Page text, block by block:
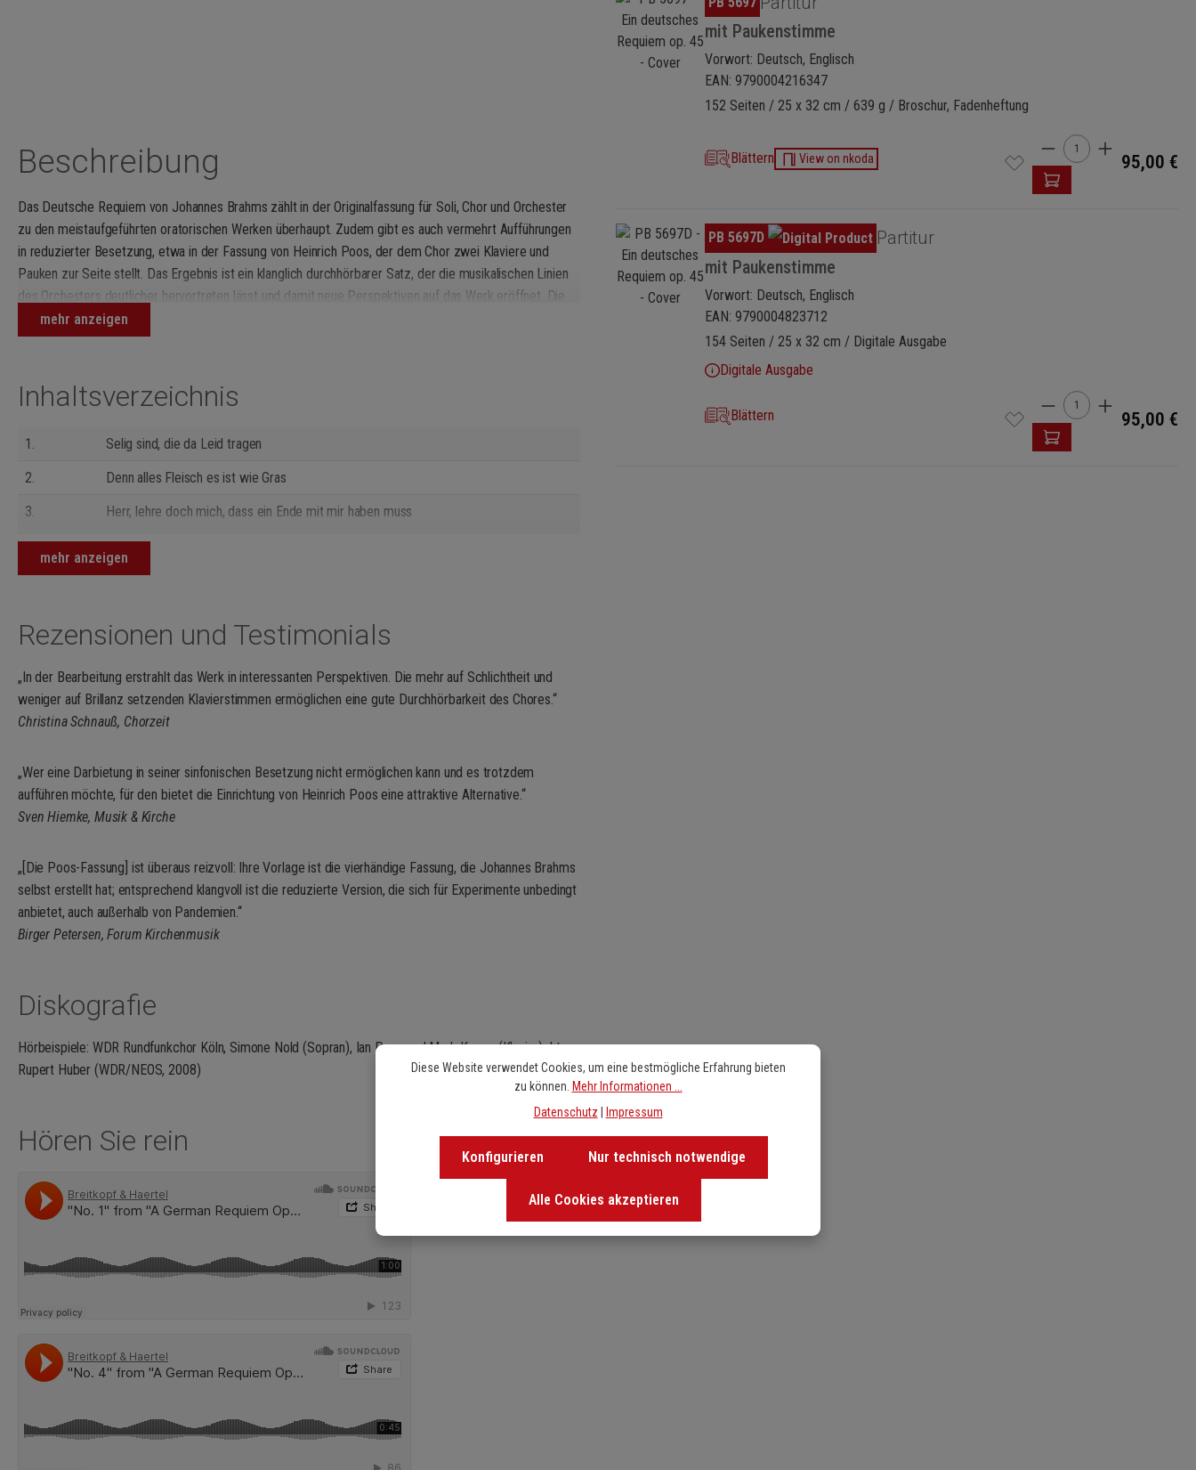
mit Paukenstimme
Vorwort: Deutsch, Englisch
EAN: 9790004216347
152 Seiten / 25 x 32 cm / 639 g / Broschur, Fadenheftung
Blättern View on nkoda Produkt Anzahl:
95,00 €
Bildergalerie überspringen
PB 5697D
Partitur
mit Paukenstimme
Vorwort: Deutsch, Englisch
EAN: 9790004823712
154 Seiten / 25 x 32 cm / Digitale Ausgabe
Digitale Ausgabe
Blättern Produkt Anzahl:
95,00 €
Beschreibung
Das Deutsche Requiem von Johannes Brahms zählt in der Originalfassung für Soli, Chor und Orchester
zu den meistaufgeführten oratorischen Werken überhaupt. Zudem gibt es auch vermehrt Aufführungen
in reduzierter Besetzung, etwa in der Fassung von Heinrich Poos, der dem Chor zwei Klaviere und
Pauken zur Seite stellt. Das Ergebnis ist ein klanglich durchhörbarer Satz, der die musikalischen Linien
des Orchesters deutlicher hervortreten lässt und damit neue Perspektiven auf das Werk eröffnet. Die
Bearbeitung eignet sich sowohl für Kantoreien und mittelgroße Chöre, die kein Orchester für eine
Aufführung zur Verfügung haben, als auch Kammerchöre und Vokalensembles, die das Werk in
Die Neuausgabe, die anlässlich der Veröffentlichung der Orchesterausgabe nach der neuen Brahms-
gut lesbaren, modernen Stichbild zugänglich. Dabei wurde auch die Zahl der Seiten reduziert, was für
Originals (EB 9362), eine Paukenstimme ist in der Partitur eingelegt.
mehr anzeigen
Inhaltsverzeichnis
1.
Selig sind, die da Leid tragen
2.
Denn alles Fleisch es ist wie Gras
3.
Herr, lehre doch mich, dass ein Ende mit mir haben muss
4.
Wie lieblich sind deine Wohnungen, Herr Zebaoth
5.
Ihr habt nun Traurigkeit
7.
Selig sind die Toten, die in dem Herren sterben
mehr anzeigen
Rezensionen und Testimonials
„In der Bearbeitung erstrahlt das Werk in interessanten Perspektiven. Die mehr auf Schlichtheit und
weniger auf Brillanz setzenden Klavierstimmen ermöglichen eine gute Durchhörbarkeit des Chores.“
Christina Schnauß, Chorzeit
„Wer eine Darbietung in seiner sinfonischen Besetzung nicht ermöglichen kann und es trotzdem
aufführen möchte, für den bietet die Einrichtung von Heinrich Poos eine attraktive Alternative.“
Sven Hiemke, Musik & Kirche
„[Die Poos-Fassung] ist überaus reizvoll: Ihre Vorlage ist die vierhändige Fassung, die Johannes Brahms
selbst erstellt hat; entsprechend klangvoll ist die reduzierte Version, die sich für Experimente unbedingt
anbietet, auch außerhalb von Pandemien.“
Birger Petersen, Forum Kirchenmusik
Diskografie
Hörbeispiele: WDR Rundfunkchor Köln, Simone Nold (Sopran), Ian Pace und Mark Knoop (Klavier), Ltg.
Rupert Huber (WDR/NEOS, 2008)
Hören Sie rein
Diese Website verwendet Cookies, um eine bestmögliche Erfahrung bieten
zu können. Mehr Informationen ...
Datenschutz
Impressum
Nur technisch notwendige
Konfigurieren
Alle Cookies akzeptieren